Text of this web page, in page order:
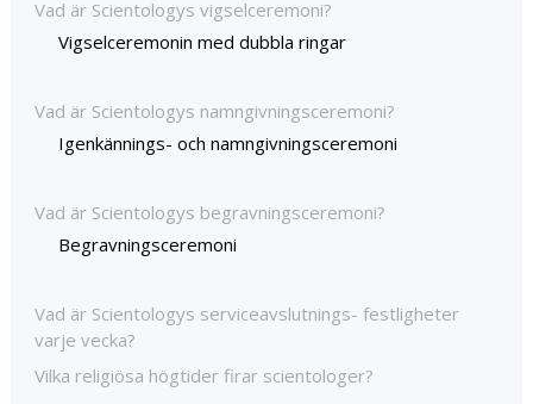
Vad är Scientologys vigselceremoni?
Vigselceremonin med dubbla ringar
Vad är Scientologys namngivningsceremoni?
Igenkännings- och namngivningsceremoni
Vad är Scientologys begravningsceremoni?
Begravningsceremoni
Vad är Scientologys serviceavslutnings- festligheter
varje vecka?
Vilka religiösa högtider firar scientologer?